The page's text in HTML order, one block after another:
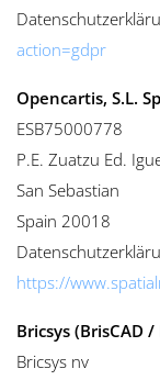
action=gdpr
Opencartis, S.L.
ESB75000778
P.E. Zuatzu Ed.
San Sebastian
Spain 20018
https://
Bricsys (BrisCAD
Bricsys nv